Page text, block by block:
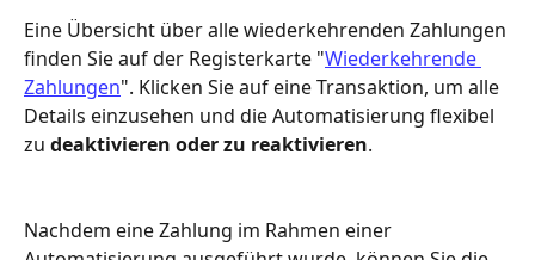
Eine Übersicht über alle wiederkehrenden Zahlungen
finden Sie auf der Registerkarte "Wiederkehrende
Zahlungen". Klicken Sie auf eine Transaktion, um alle
Details einzusehen und die Automatisierung flexibel
zu deaktivieren oder zu reaktivieren.
Nachdem eine Zahlung im Rahmen einer